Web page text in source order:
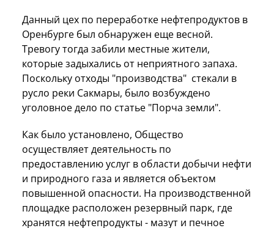
Данный цех по переработке нефтепродуктов в
Оренбурге был обнаружен еще весной.
Тревогу тогда забили местные жители,
которые задыхались от неприятного запаха.
Поскольку отходы "производства" стекали в
русло реки Сакмары, было возбуждено
уголовное дело по статье "Порча земли".
Как было установлено, Общество
осуществляет деятельность по
предоставлению услуг в области добычи нефти
и природного газа и является объектом
повышенной опасности. На производственной
площадке расположен резервный парк, где
хранятся нефтепродукты - мазут и печное